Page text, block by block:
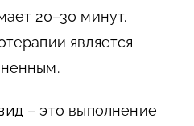
20–30 минут.
является
– это выполнение